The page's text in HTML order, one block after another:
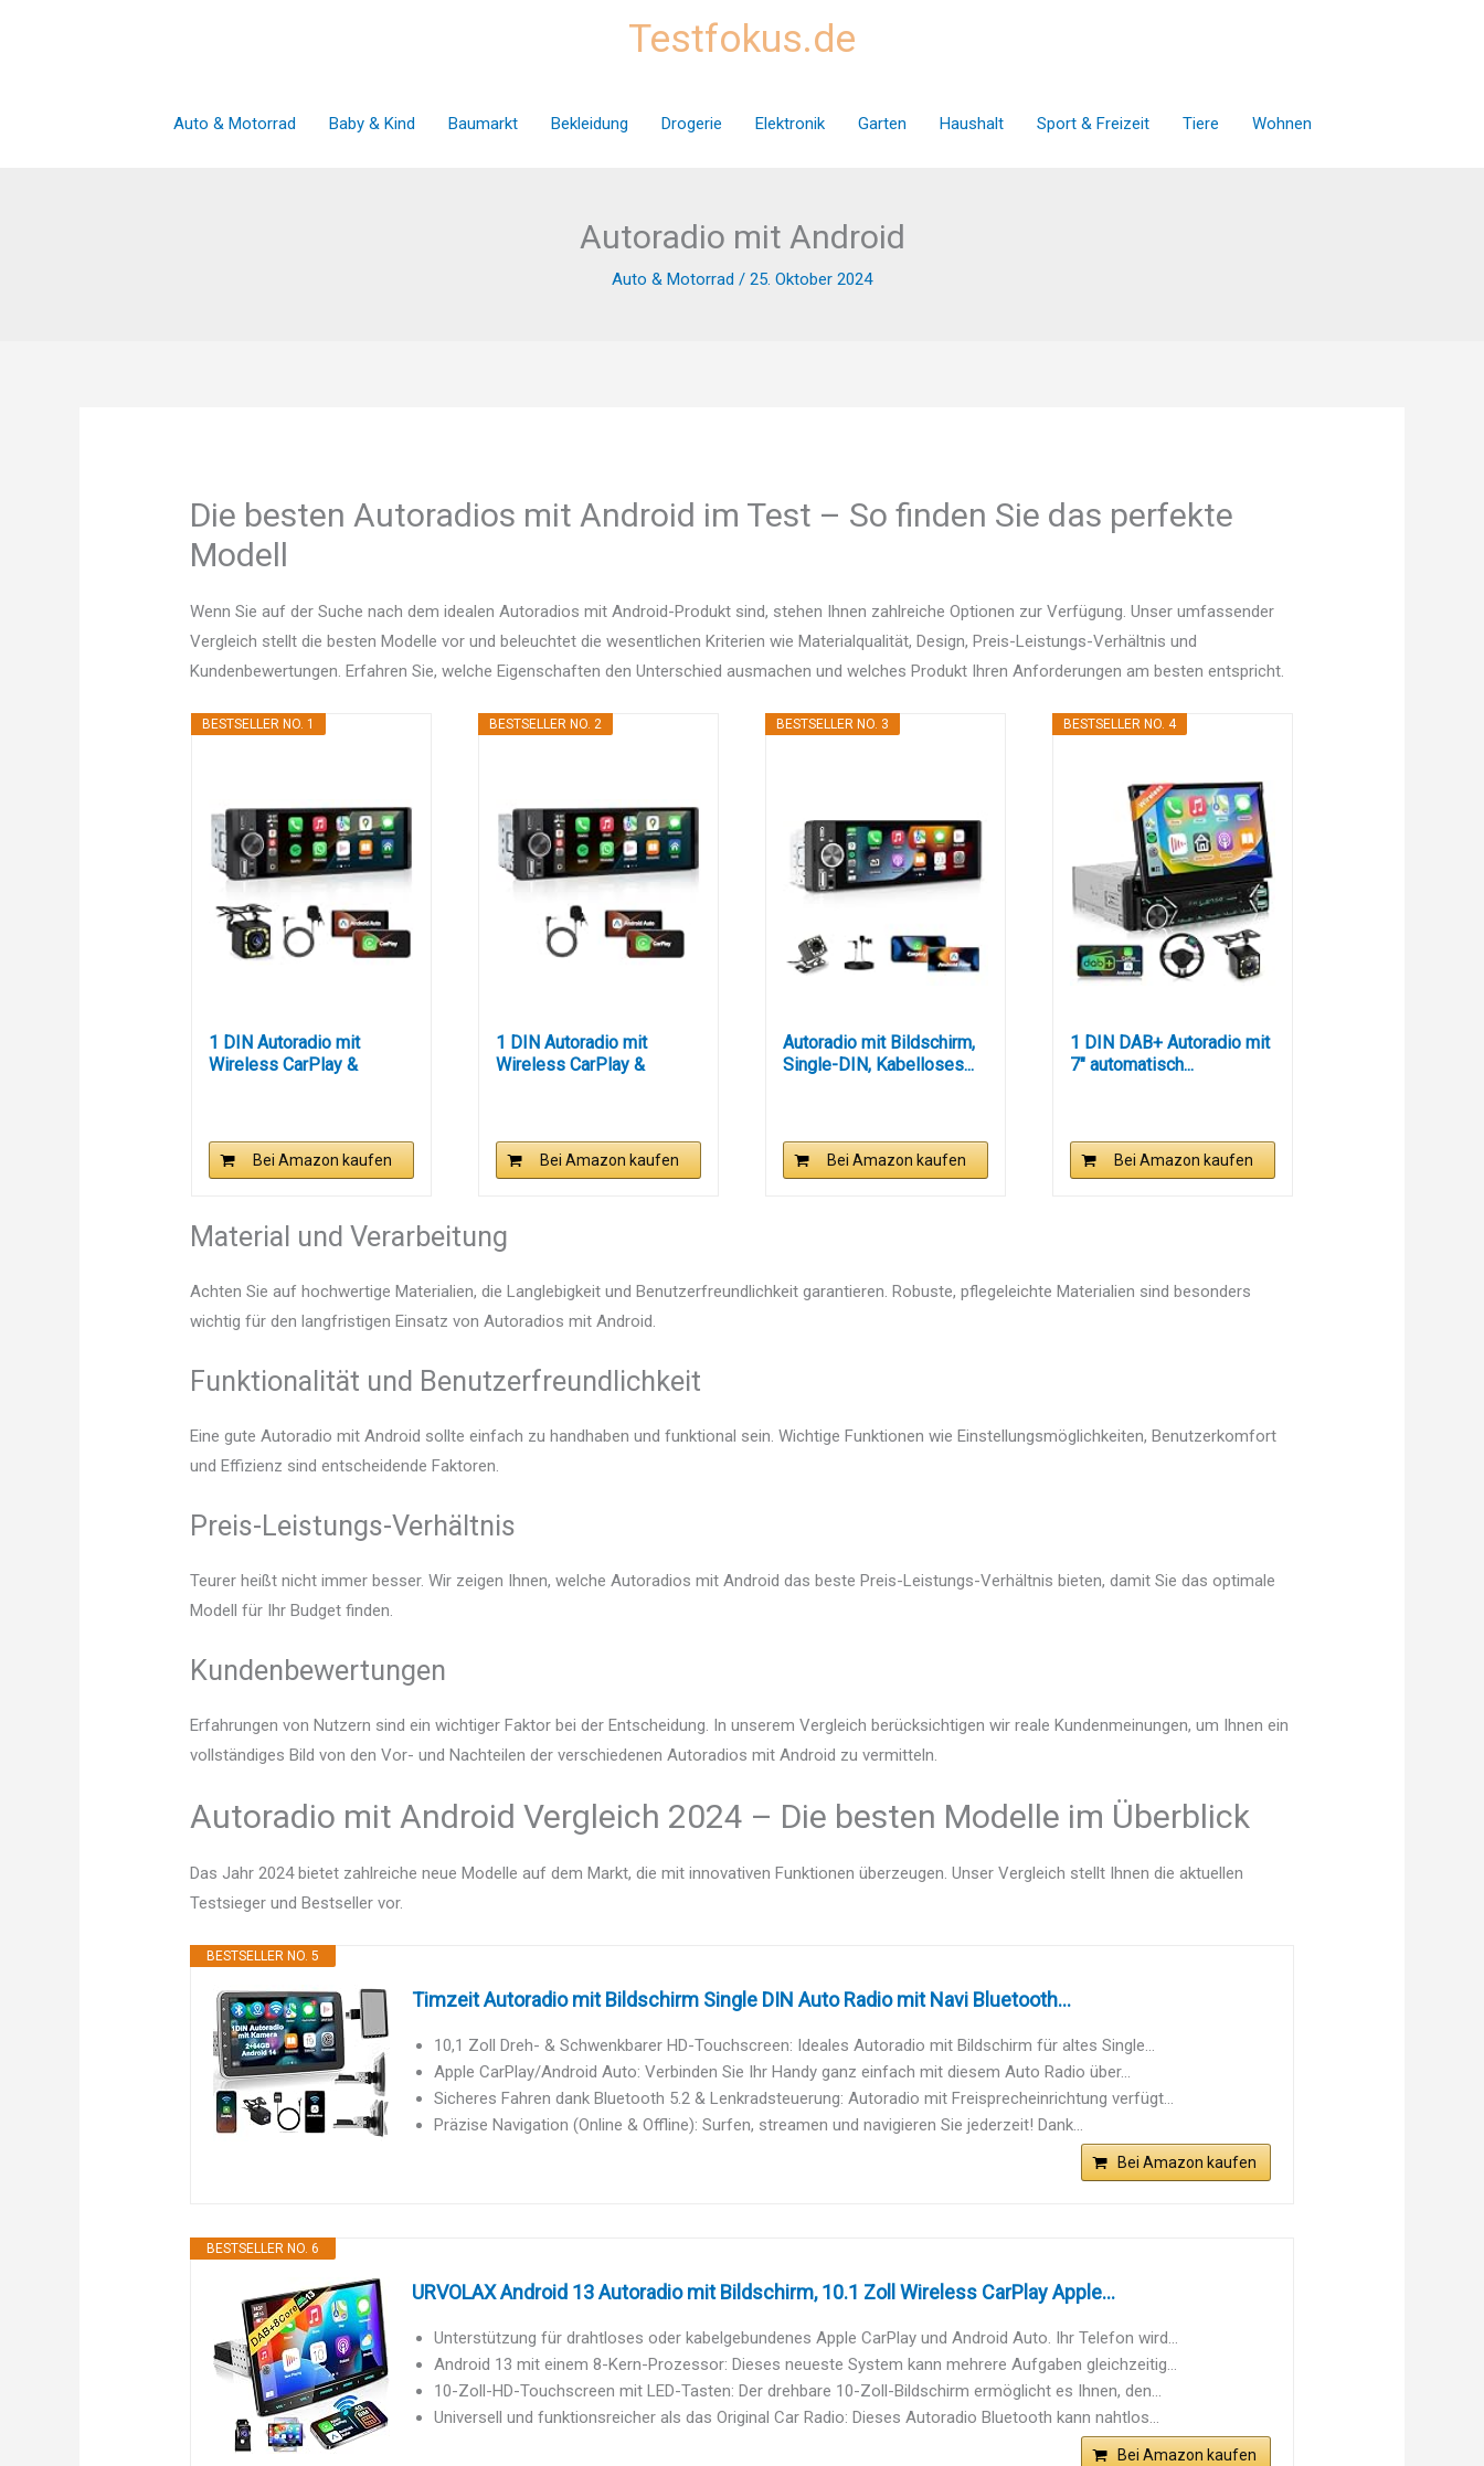
Testfokus.de
Auto & Motorrad Baby & Kind Baumarkt Bekleidung Drogerie Elektronik Garten Haushalt Sport & Freizeit Tiere Wohnen
Autoradio mit Android
Auto & Motorrad / 25. Oktober 2024
Die besten Autoradios mit Android im Test – So finden Sie das perfekte
Modell
Wenn Sie auf der Suche nach dem idealen Autoradios mit Android-Produkt sind, stehen Ihnen zahlreiche Optionen zur Verfügung. Unser umfassender
Vergleich stellt die besten Modelle vor und beleuchtet die wesentlichen Kriterien wie Materialqualität, Design, Preis-Leistungs-Verhältnis und
Kundenbewertungen. Erfahren Sie, welche Eigenschaften den Unterschied ausmachen und welches Produkt Ihren Anforderungen am besten entspricht.
BESTSELLER NO. 1
1 DIN Autoradio mit
Wireless CarPlay &
Bei Amazon kaufen
BESTSELLER NO. 2
1 DIN Autoradio mit
Wireless CarPlay &
Bei Amazon kaufen
BESTSELLER NO. 3
Autoradio mit Bildschirm,
Single-DIN, Kabelloses...
Bei Amazon kaufen
BESTSELLER NO. 4
1 DIN DAB+ Autoradio mit
7" automatisch...
Bei Amazon kaufen
Material und Verarbeitung
Achten Sie auf hochwertige Materialien, die Langlebigkeit und Benutzerfreundlichkeit garantieren. Robuste, pflegeleichte Materialien sind besonders
wichtig für den langfristigen Einsatz von Autoradios mit Android.
Funktionalität und Benutzerfreundlichkeit
Eine gute Autoradio mit Android sollte einfach zu handhaben und funktional sein. Wichtige Funktionen wie Einstellungsmöglichkeiten, Benutzerkomfort
und Effizienz sind entscheidende Faktoren.
Preis-Leistungs-Verhältnis
Teurer heißt nicht immer besser. Wir zeigen Ihnen, welche Autoradios mit Android das beste Preis-Leistungs-Verhältnis bieten, damit Sie das optimale
Modell für Ihr Budget finden.
Kundenbewertungen
Erfahrungen von Nutzern sind ein wichtiger Faktor bei der Entscheidung. In unserem Vergleich berücksichtigen wir reale Kundenmeinungen, um Ihnen ein
vollständiges Bild von den Vor- und Nachteilen der verschiedenen Autoradios mit Android zu vermitteln.
Autoradio mit Android Vergleich 2024 – Die besten Modelle im Überblick
Das Jahr 2024 bietet zahlreiche neue Modelle auf dem Markt, die mit innovativen Funktionen überzeugen. Unser Vergleich stellt Ihnen die aktuellen
Testsieger und Bestseller vor.
BESTSELLER NO. 5
Timzeit Autoradio mit Bildschirm Single DIN Auto Radio mit Navi Bluetooth...
10,1 Zoll Dreh- & Schwenkbarer HD-Touchscreen: Ideales Autoradio mit Bildschirm für altes Single...
Apple CarPlay/Android Auto: Verbinden Sie Ihr Handy ganz einfach mit diesem Auto Radio über...
Sicheres Fahren dank Bluetooth 5.2 & Lenkradsteuerung: Autoradio mit Freisprecheinrichtung verfügt...
Präzise Navigation (Online & Offline): Surfen, streamen und navigieren Sie jederzeit! Dank...
Bei Amazon kaufen
BESTSELLER NO. 6
URVOLAX Android 13 Autoradio mit Bildschirm, 10.1 Zoll Wireless CarPlay Apple...
Unterstützung für drahtloses oder kabelgebundenes Apple CarPlay und Android Auto. Ihr Telefon wird...
Android 13 mit einem 8-Kern-Prozessor: Dieses neueste System kann mehrere Aufgaben gleichzeitig...
10-Zoll-HD-Touchscreen mit LED-Tasten: Der drehbare 10-Zoll-Bildschirm ermöglicht es Ihnen, den...
Universell und funktionsreicher als das Original Car Radio: Dieses Autoradio Bluetooth kann nahtlos...
Bei Amazon kaufen